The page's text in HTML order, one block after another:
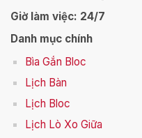
Giờ làm việc: 24/7
Danh mục chính
Bìa Gắn Bloc
Lịch Bàn
Lịch Bloc
Lịch Lò Xo Giữa